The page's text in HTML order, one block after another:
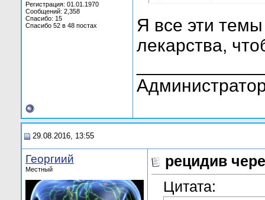
Регистрация: 01.01.1970
Сообщений: 2,358
Спасибо: 15
Спасибо 52 в 48 постах
Я все эти
лекарства,
29.08.2016, 13:55
Георгиий
Местный
рецидив
Цитата: